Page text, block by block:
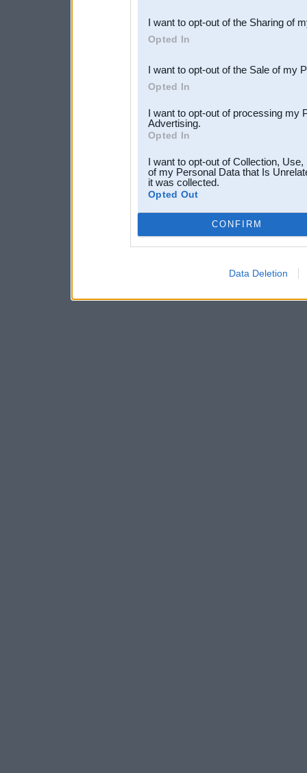
Downstream Participants
third parties.
I want to opt-out of the Sharing of
Opted In
I want to opt-out of the Sale of my
Opted In
I want to opt-out of processing my
Advertising.
Opted In
I want to opt-out of Collection,
of my Personal Data that Is
it was collected.
Opted Out
CONFIRM
Data Deletion